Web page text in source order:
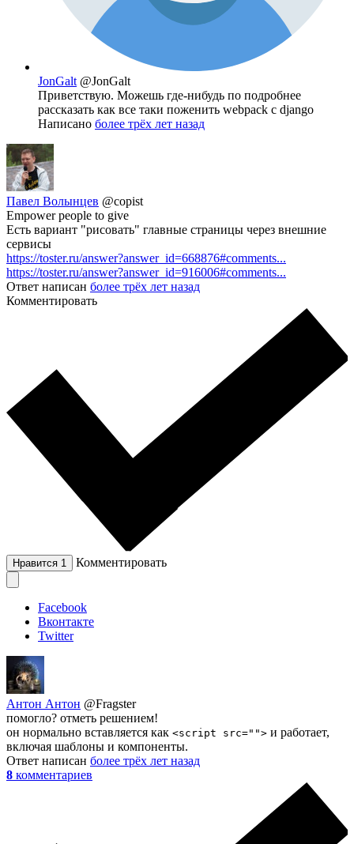
JonGalt @JonGalt
Приветствую. Можешь где-нибудь по подробнее
рассказать как все таки поженить webpack с django
Написано более трёх лет назад
Павел Волынцев @copist
Empower people to give
Есть вариант "рисовать" главные страницы через внешние
сервисы
https://toster.ru/answer?answer_id=668876#comments...
https://toster.ru/answer?answer_id=916006#comments...
Ответ написан более трёх лет назад
Комментировать
Нравится 1 Комментировать
Facebook
Вконтакте
Twitter
Антон Антон @Fragster
помогло? отметь решением!
он нормально вставляется как <script src=""> и работает,
включая шаблоны и компоненты.
Ответ написан более трёх лет назад
8 комментариев